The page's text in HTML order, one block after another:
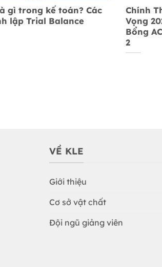
gì trong kế toán? Các
lập Trial Balance
Chính
Vọng
Bổng
2
VỀ KLE
Giới thiệu
Cơ sở vật chất
Đội ngũ giảng viên